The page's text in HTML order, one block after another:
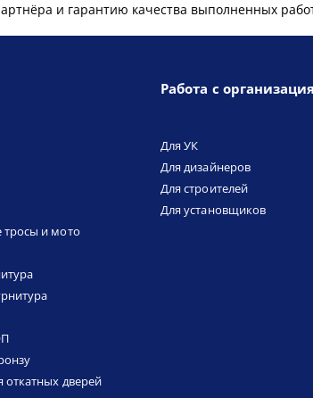
и гарантию качества выполненных
тросы и мото
откатных дверей
Работа с
Для УК
Для дизайнеров
Для строителей
Для установщиков